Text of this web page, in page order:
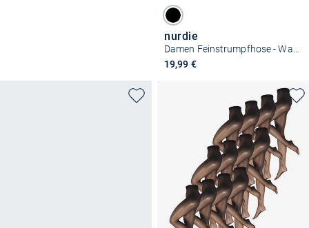
nurdie
Damen Feinstrumpfhose - Warm & Transparent
19,99 €